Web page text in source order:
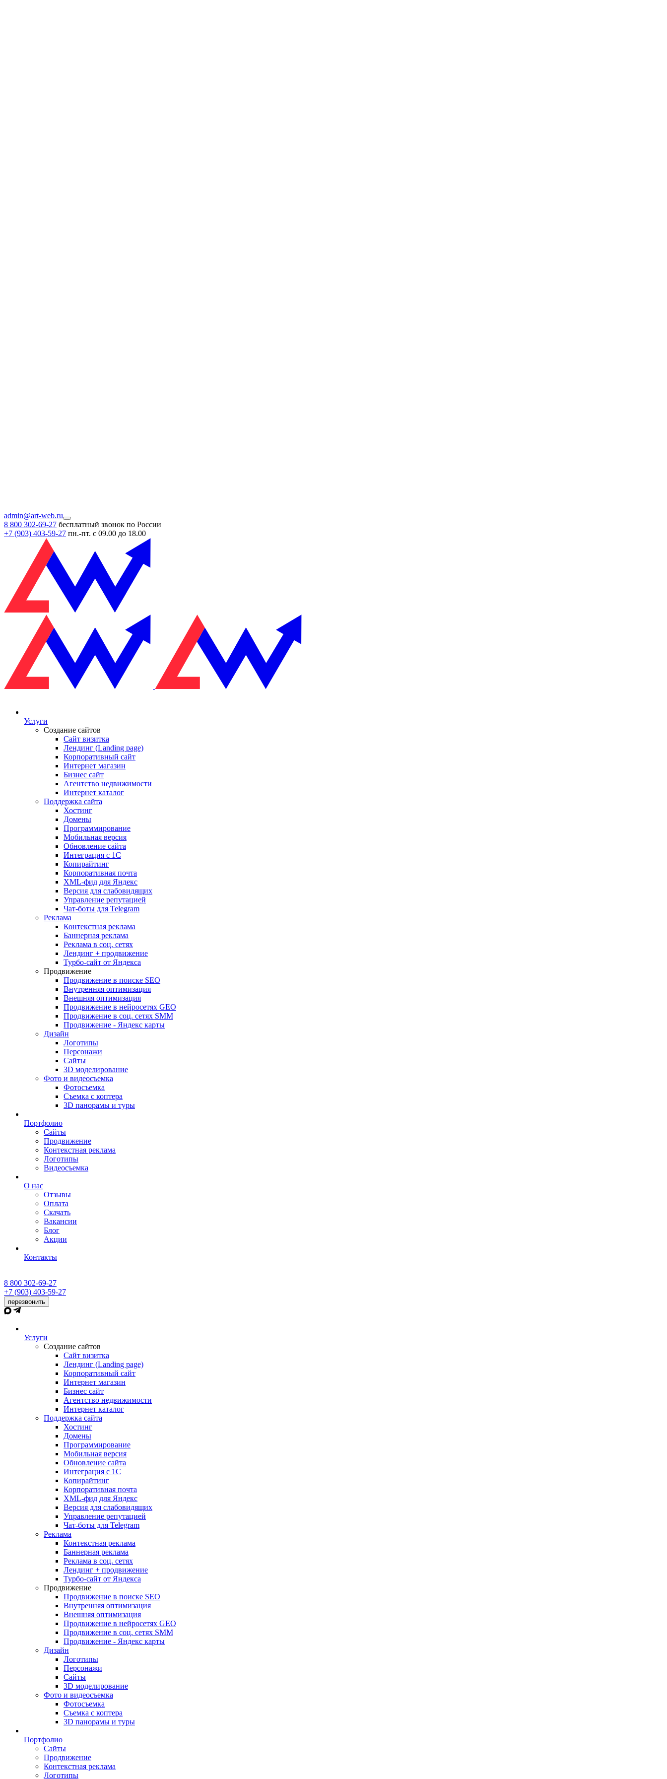
admin@art-web.ru
8 800 302-69-27 бесплатный звонок по России
+7 (903) 403-59-27 пн.-пт. с 09.00 до 18.00
Услуги
Создание сайтов
Сайт визитка
Лендинг (Landing page)
Корпоративный сайт
Интернет магазин
Бизнес сайт
Агентство недвижимости
Интернет каталог
Поддержка сайта
Хостинг
Домены
Программирование
Мобильная версия
Обновление сайта
Интеграция с 1С
Копирайтинг
Корпоративная почта
XML-фид для Яндекс
Версия для слабовидящих
Управление репутацией
Чат-боты для Telegram
Реклама
Контекстная реклама
Баннерная реклама
Реклама в соц. сетях
Лендинг + продвижение
Турбо-сайт от Яндекса
Продвижение
Продвижение в поиске SEO
Внутренняя оптимизация
Внешняя оптимизация
Продвижение в нейросетях GEO
Продвижение в соц. сетях SMM
Продвижение - Яндекс карты
Дизайн
Логотипы
Персонажи
Сайты
3D моделирование
Фото и видеосъемка
Фотосъемка
Съемка с коптера
3D панорамы и туры
Портфолио
Сайты
Продвижение
Контекстная реклама
Логотипы
Видеосъемка
О нас
Отзывы
Оплата
Скачать
Вакансии
Блог
Акции
Контакты
8 800 302-69-27
+7 (903) 403-59-27
перезвонить
Услуги
Создание сайтов
Сайт визитка
Лендинг (Landing page)
Корпоративный сайт
Интернет магазин
Бизнес сайт
Агентство недвижимости
Интернет каталог
Поддержка сайта
Хостинг
Домены
Программирование
Мобильная версия
Обновление сайта
Интеграция с 1С
Копирайтинг
Корпоративная почта
XML-фид для Яндекс
Версия для слабовидящих
Управление репутацией
Чат-боты для Telegram
Реклама
Контекстная реклама
Баннерная реклама
Реклама в соц. сетях
Лендинг + продвижение
Турбо-сайт от Яндекса
Продвижение
Продвижение в поиске SEO
Внутренняя оптимизация
Внешняя оптимизация
Продвижение в нейросетях GEO
Продвижение в соц. сетях SMM
Продвижение - Яндекс карты
Дизайн
Логотипы
Персонажи
Сайты
3D моделирование
Фото и видеосъемка
Фотосъемка
Съемка с коптера
3D панорамы и туры
Портфолио
Сайты
Продвижение
Контекстная реклама
Логотипы